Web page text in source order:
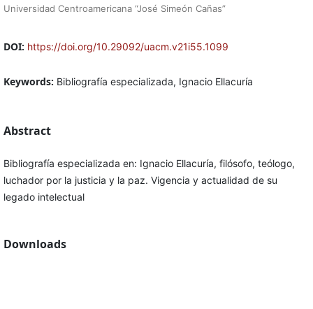
Universidad Centroamericana “José Simeón Cañas”
DOI: https://doi.org/10.29092/uacm.v21i55.1099
Keywords: Bibliografía especializada, Ignacio Ellacuría
Abstract
Bibliografía especializada en: Ignacio Ellacuría, filósofo, teólogo,
luchador por la justicia y la paz. Vigencia y actualidad de su
legado intelectual
Downloads